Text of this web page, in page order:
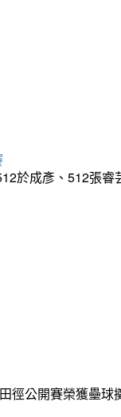
於成彥、512張
徑公開賽榮獲壘